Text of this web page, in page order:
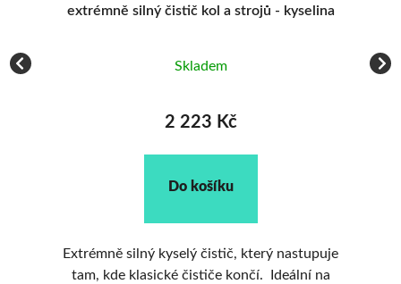
extrémně silný čistič kol a strojů - kyselina
Skladem
2 223 Kč
Do košíku
Extrémně silný kyselý čistič, který nastupuje
tam, kde klasické čističe končí. Ideální na